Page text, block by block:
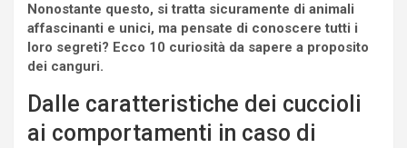
Nonostante questo, si tratta sicuramente di animali
affascinanti e unici, ma pensate di conoscere tutti i
loro segreti? Ecco 10 curiosità da sapere a proposito
dei canguri.
Dalle caratteristiche dei cuccioli
ai comportamenti in caso di